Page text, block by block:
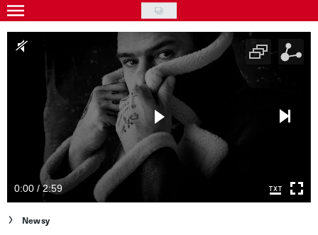
Skip
to
main
Gwiazdy
Styl życia
Kultura
Wideo
0:00 / 2:59
Newsy